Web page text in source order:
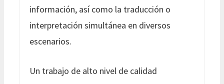
información, así como la traducción o
interpretación simultánea en diversos
escenarios.
Un trabajo de alto nivel de calidad